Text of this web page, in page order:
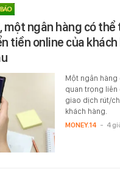
một ngân hàng có
tiền online của
Một ngân
quan trọng liên
giao dịch rút/
khách hàng.
MONEY.14 - 4